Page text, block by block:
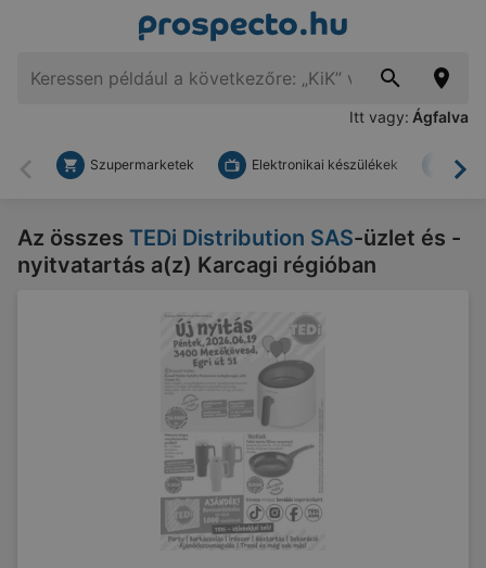
Itt vagy: Ágfalva
Vissza
Szupermarketek Elektronikai készülékek
Az összes TEDi Distribution SAS-üzlet és -
nyitvatartás a(z) Karcagi régióban